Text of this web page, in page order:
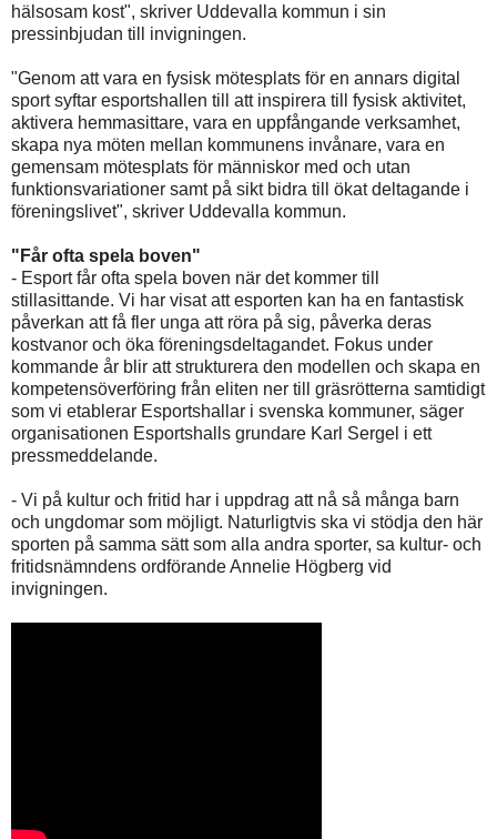
hälsosam kost", skriver Uddevalla kommun i sin
pressinbjudan till invigningen.
"Genom att vara en fysisk mötesplats för en annars digital
sport syftar esportshallen till att inspirera till fysisk aktivitet,
aktivera hemmasittare, vara en uppfångande verksamhet,
skapa nya möten mellan kommunens invånare, vara en
gemensam mötesplats för människor med och utan
funktionsvariationer samt på sikt bidra till ökat deltagande i
föreningslivet", skriver Uddevalla kommun.
"Får ofta spela boven"
- Esport får ofta spela boven när det kommer till
stillasittande. Vi har visat att esporten kan ha en fantastisk
påverkan att få fler unga att röra på sig, påverka deras
kostvanor och öka föreningsdeltagandet. Fokus under
kommande år blir att strukturera den modellen och skapa en
kompetensöverföring från eliten ner till gräsrötterna samtidigt
som vi etablerar Esportshallar i svenska kommuner, säger
organisationen Esportshalls grundare Karl Sergel i ett
pressmeddelande.
- Vi på kultur och fritid har i uppdrag att nå så många barn
och ungdomar som möjligt. Naturligtvis ska vi stödja den här
sporten på samma sätt som alla andra sporter, sa kultur- och
fritidsnämndens ordförande Annelie Högberg vid
invigningen.